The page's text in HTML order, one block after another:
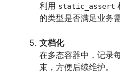
利用 static_assert
的类型是否满足业务需
文档化
在多态容器中，记录
束，方便后续维护。